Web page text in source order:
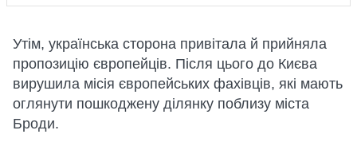
Утім, українська сторона привітала й прийняла
пропозицію європейців. Після цього до Києва
вирушила місія європейських фахівців, які мають
оглянути пошкоджену ділянку поблизу міста
Броди.